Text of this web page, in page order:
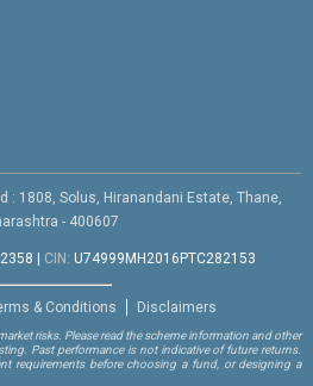
: 1808, Solus, Hiranandani Estate, Thane,
- 400607
CIN: U74999MH2016PTC282153
& Conditions Disclaimers
risks. Please read the scheme information and other
Past performance is not indicative of future returns.
requirements before choosing a fund, or designing a